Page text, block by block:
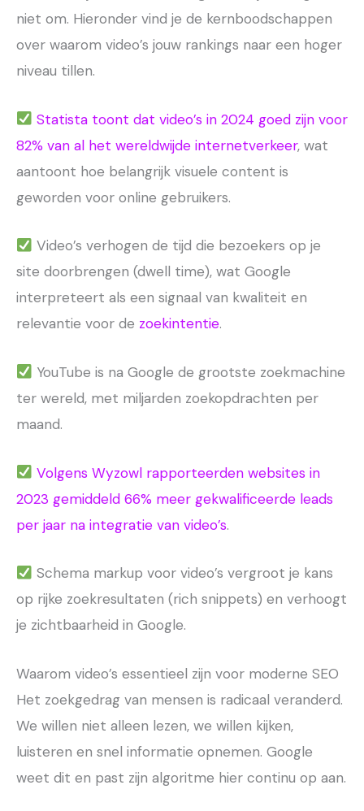
niet om. Hieronder vind je de kernboodschappen
over waarom video’s jouw rankings naar een hoger
niveau tillen.
Statista toont dat video’s in 2024 goed zijn voor
82% van al het wereldwijde internetverkeer, wat
aantoont hoe belangrijk visuele content is
geworden voor online gebruikers.
Video’s verhogen de tijd die bezoekers op je
site doorbrengen (dwell time), wat Google
interpreteert als een signaal van kwaliteit en
relevantie voor de zoekintentie.
YouTube is na Google de grootste zoekmachine
ter wereld, met miljarden zoekopdrachten per
maand.
Volgens Wyzowl rapporteerden websites in
2023 gemiddeld 66% meer gekwalificeerde leads
per jaar na integratie van video’s.
Schema markup voor video’s vergroot je kans
op rijke zoekresultaten (rich snippets) en verhoogt
je zichtbaarheid in Google.
Waarom video’s essentieel zijn voor moderne SEO
Het zoekgedrag van mensen is radicaal veranderd.
We willen niet alleen lezen, we willen kijken,
luisteren en snel informatie opnemen. Google
weet dit en past zijn algoritme hier continu op aan.